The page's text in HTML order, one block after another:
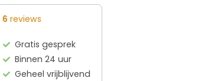
6 reviews
Gratis gesprek
Binnen 24 uur
Geheel vrijblijvend